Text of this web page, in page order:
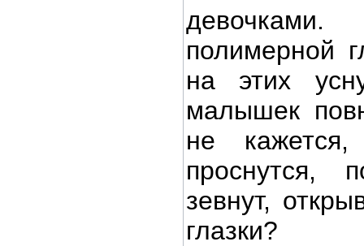
полимерной
на этих
малышек
не
проснутся,
зевнут,
глазки?